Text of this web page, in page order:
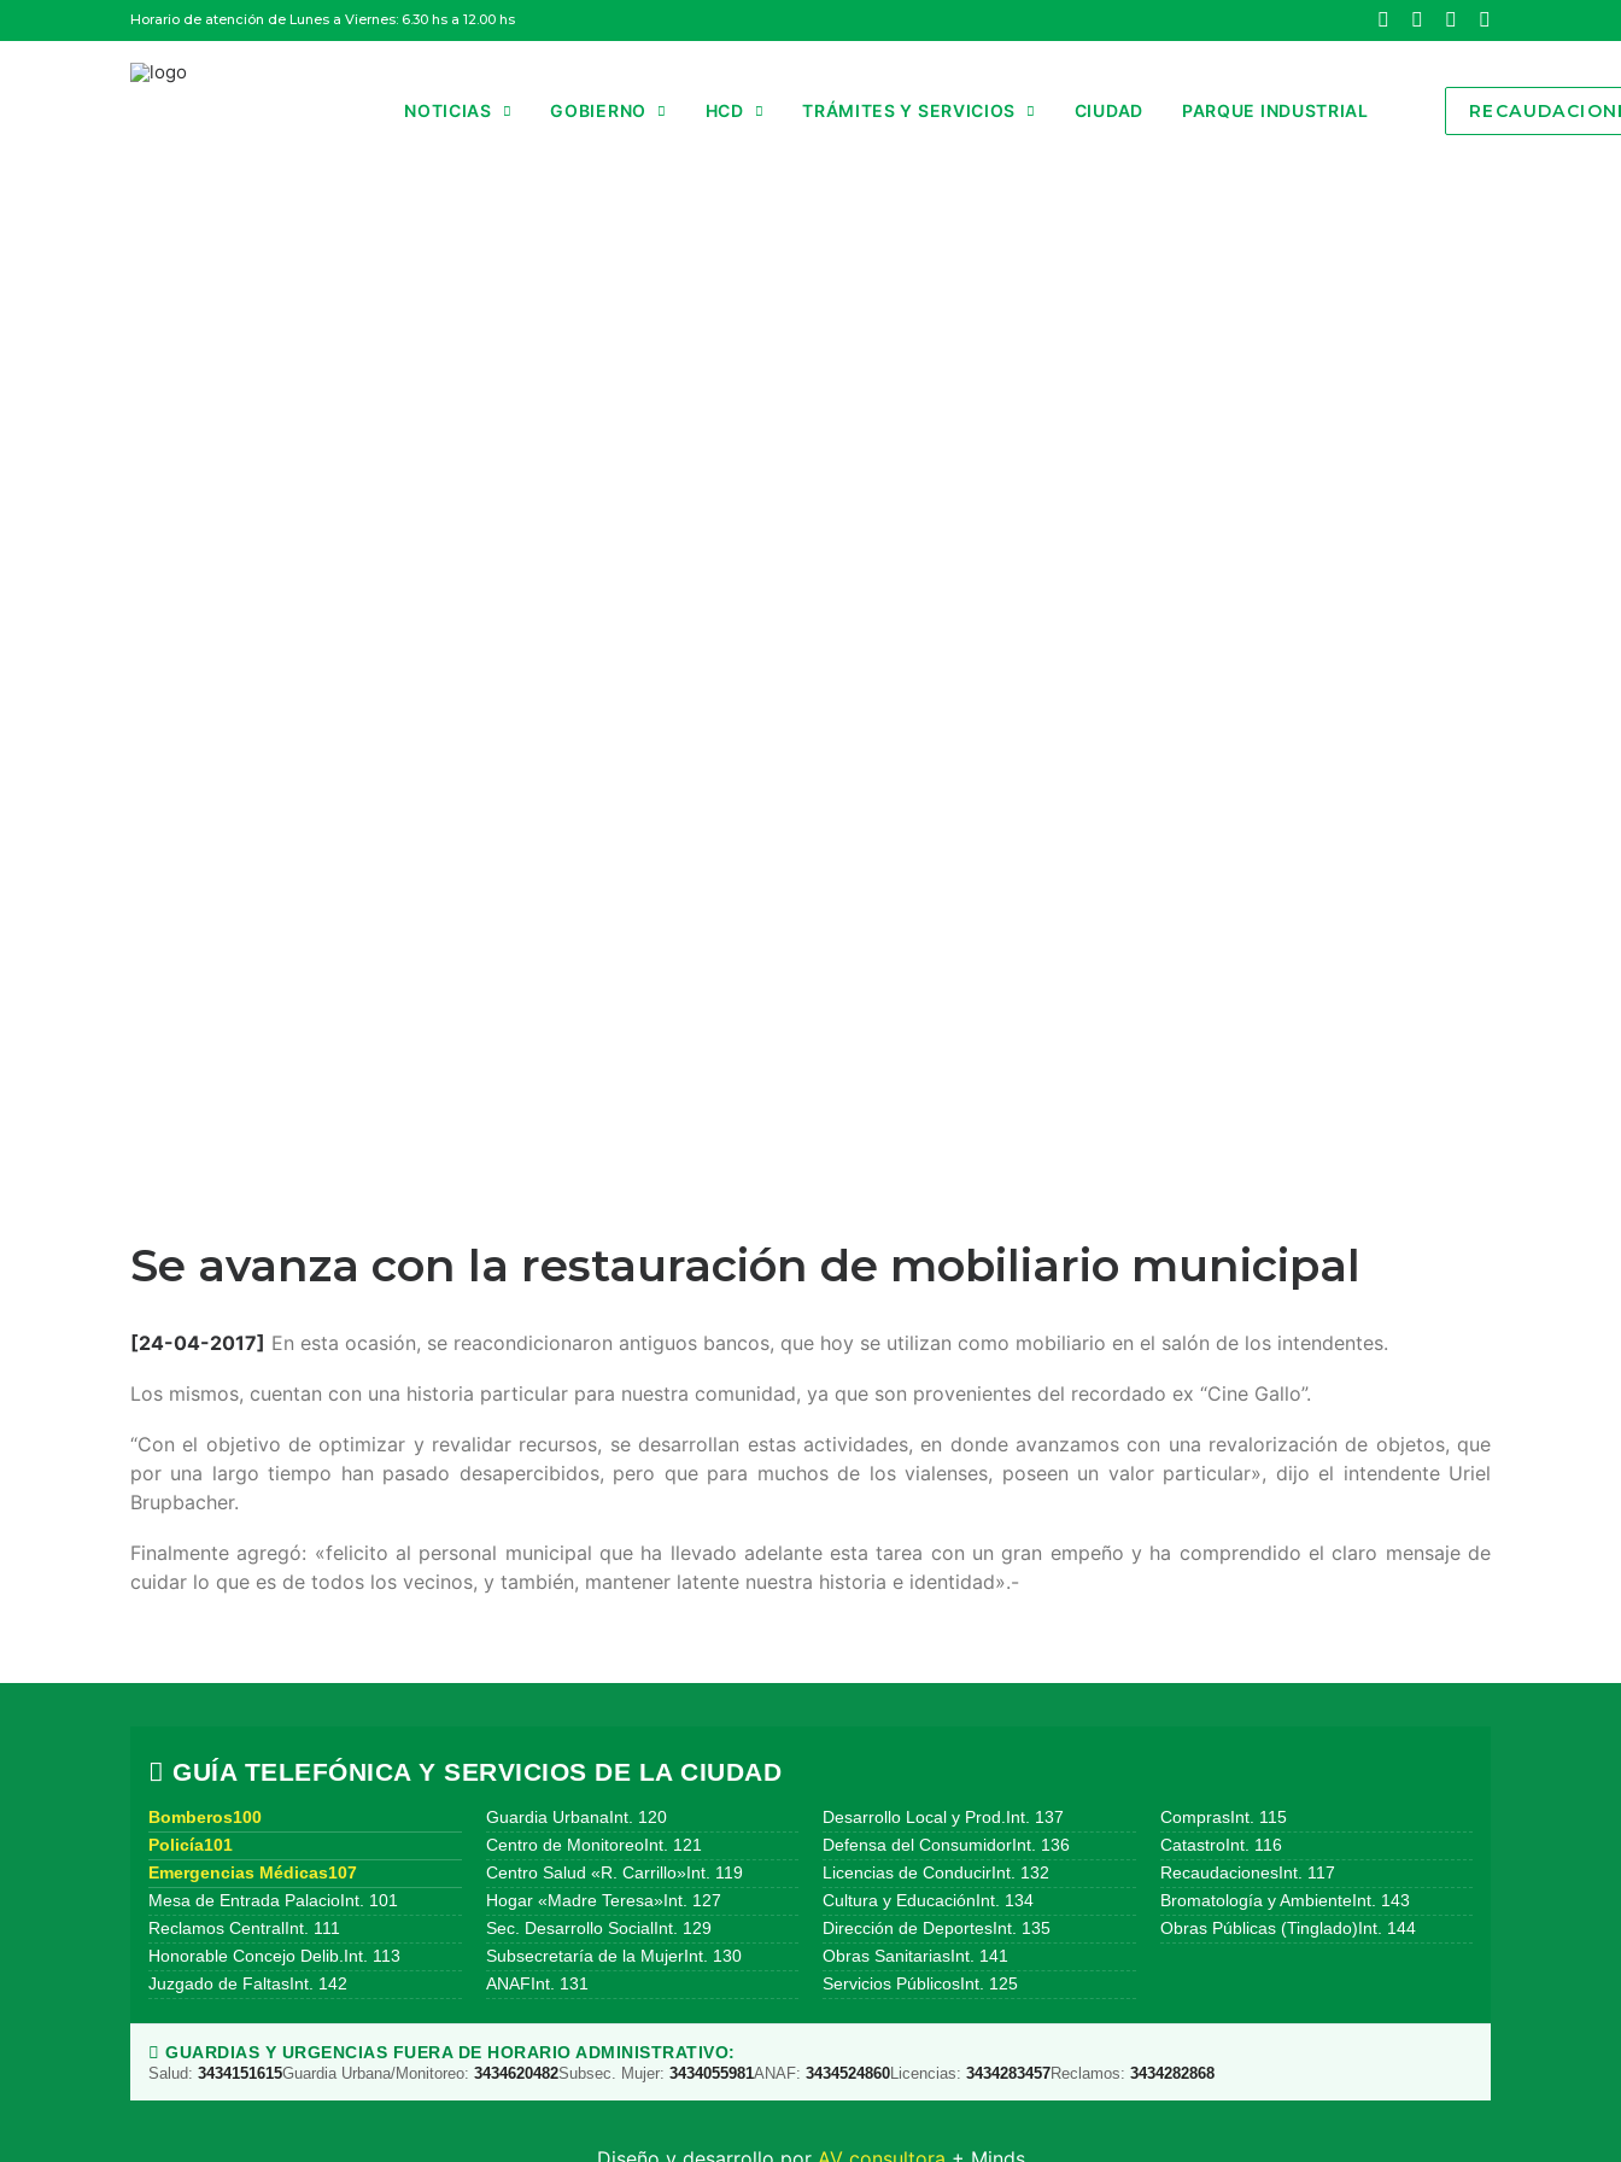
Horario de atención de Lunes a Viernes: 6.30 hs a 12.00 hs
NOTICIAS GOBIERNO HCD TRÁMITES Y SERVICIOS CIUDAD PARQUE INDUSTRIAL
Se avanza con la restauración de mobiliario municipal
[24-04-2017] En esta ocasión, se reacondicionaron antiguos bancos, que hoy se utilizan como mobiliario en el salón de los intendentes.
Los mismos, cuentan con una historia particular para nuestra comunidad, ya que son provenientes del recordado ex “Cine Gallo”.
“Con el objetivo de optimizar y revalidar recursos, se desarrollan estas actividades, en donde avanzamos con una revalorización de objetos, que
por una largo tiempo han pasado desapercibidos, pero que para muchos de los vialenses, poseen un valor particular», dijo el intendente Uriel
Brupbacher.
Finalmente agregó: «felicito al personal municipal que ha llevado adelante esta tarea con un gran empeño y ha comprendido el claro mensaje de
cuidar lo que es de todos los vecinos, y también, mantener latente nuestra historia e identidad».-
GUÍA TELEFÓNICA Y SERVICIOS DE LA CIUDAD
Bomberos100
Policía101
Emergencias Médicas107
Mesa de Entrada PalacioInt. 101
Reclamos CentralInt. 111
Honorable Concejo Delib.Int. 113
Juzgado de FaltasInt. 142
Guardia UrbanaInt. 120
Centro de MonitoreoInt. 121
Centro Salud «R. Carrillo»Int. 119
Hogar «Madre Teresa»Int. 127
Sec. Desarrollo SocialInt. 129
Subsecretaría de la MujerInt. 130
ANAFInt. 131
Desarrollo Local y Prod.Int. 137
Defensa del ConsumidorInt. 136
Licencias de ConducirInt. 132
Cultura y EducaciónInt. 134
Dirección de DeportesInt. 135
Obras SanitariasInt. 141
Servicios PúblicosInt. 125
ComprasInt. 115
CatastroInt. 116
RecaudacionesInt. 117
Bromatología y AmbienteInt. 143
Obras Públicas (Tinglado)Int. 144
GUARDIAS Y URGENCIAS FUERA DE HORARIO ADMINISTRATIVO:
Salud: 3434151615Guardia Urbana/Monitoreo: 3434620482Subsec. Mujer: 3434055981ANAF: 3434524860Licencias: 3434283457Reclamos: 3434282868